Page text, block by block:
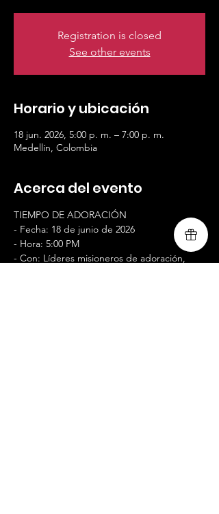
Registration is closed
See other events
Horario y ubicación
18 jun. 2026, 5:00 p. m. – 7:00 p. m.
Medellín, Colombia
Acerca del evento
TIEMPO DE ADORACIÓN
- Fecha: 18 de junio de 2026
- Hora: 5:00 PM
- Con: Líderes misioneros de adoración,